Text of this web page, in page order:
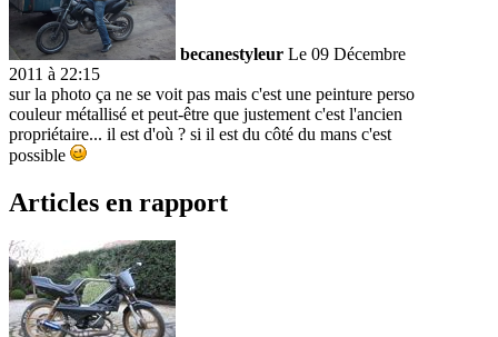
becanestyleur Le 09 Décembre
2011 à 22:15
sur la photo ça ne se voit pas mais c'est une peinture perso
couleur métallisé et peut-être que justement c'est l'ancien
propriétaire... il est d'où ? si il est du côté du mans c'est
possible
Articles en rapport